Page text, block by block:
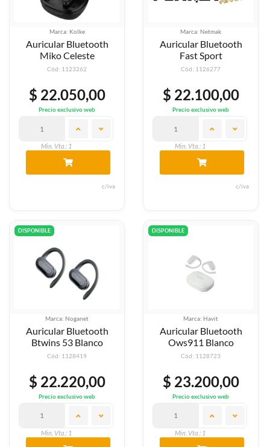
Marca: Kolke
Auricular Bluetooth
Miko Celeste
Cód: 1123262
$ 22.050,00
Precio exclusivo web
Min. Vta.: 1
c/iva
Marca: Netmak
Auricular Bluetooth
Fast Sport
Cód: 1126277
$ 22.100,00
Precio exclusivo web
Min. Vta.: 1
c/iva
DISPONIBLE
Marca: Noganet
Auricular Bluetooth
Btwins 53 Blanco
Cód: 1128419
$ 22.220,00
Precio exclusivo web
Min. Vta.: 1
DISPONIBLE
Marca: Havit
Auricular Bluetooth
Ows911 Blanco
Cód: 1128723
$ 23.200,00
Precio exclusivo web
Min. Vta.: 1